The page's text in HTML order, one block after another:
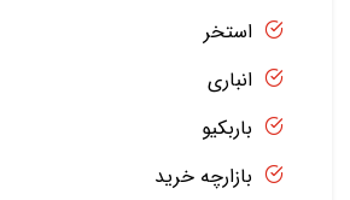
استخر
انباری
باربکیو
بازارچه خرید